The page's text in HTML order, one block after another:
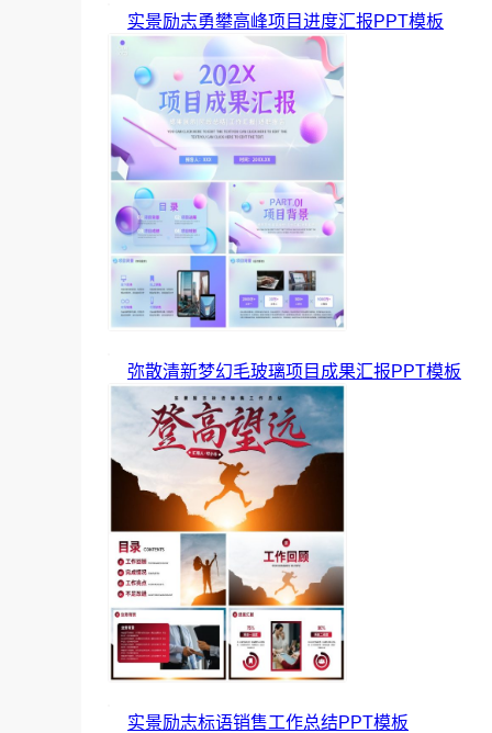
实景励志勇攀高峰项目进度汇报PPT模板
弥散清新梦幻毛玻璃项目成果汇报PPT模板
实景励志标语销售工作总结PPT模板